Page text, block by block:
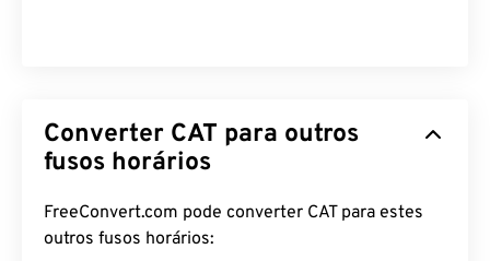
Converter CAT para outros
fusos horários
FreeConvert.com pode converter CAT para estes
outros fusos horários: